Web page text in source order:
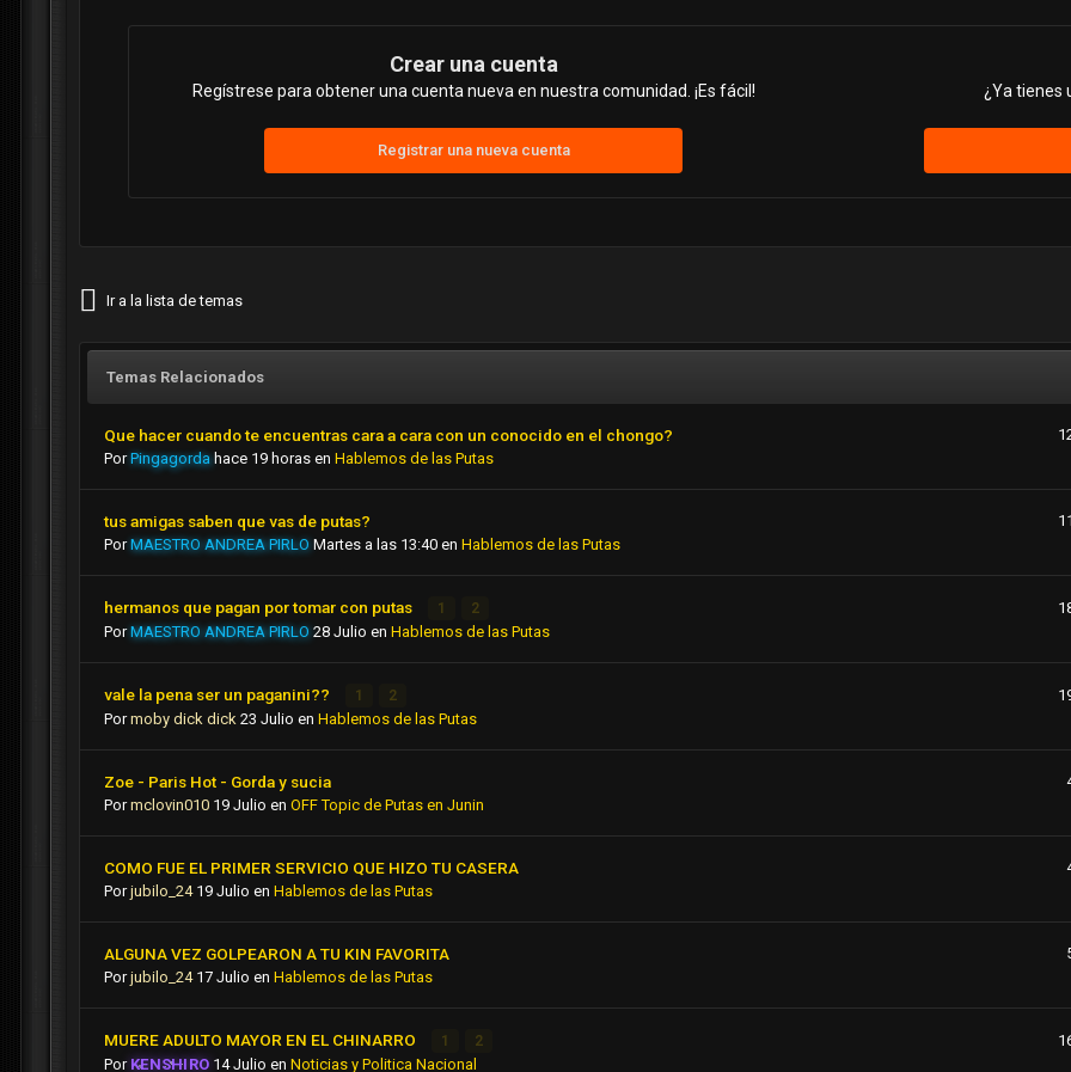
Crear una cuenta
Regístrese para obtener una cuenta nueva en nuestra comunidad. ¡Es fácil!
Registrar una nueva cuenta
¿Ya tienes
Ir a la lista de temas
Temas Relacionados
Que hacer cuando te encuentras cara a cara con un conocido en el chongo?
PorPingagorda hace 19 horas en Hablemos de las Putas
tus amigas saben que vas de putas?
PorMAESTRO ANDREA PIRLO Martes a las 13:40 en Hablemos de las Putas
hermanos que pagan por tomar con putas 1 2
PorMAESTRO ANDREA PIRLO 28 Julio en Hablemos de las Putas
vale la pena ser un paganini?? 1 2
Pormoby dick dick 23 Julio en Hablemos de las Putas
Zoe - Paris Hot - Gorda y sucia
Pormclovin010 19 Julio en OFF Topic de Putas en Junin
COMO FUE EL PRIMER SERVICIO QUE HIZO TU CASERA
Porjubilo_24 19 Julio en Hablemos de las Putas
ALGUNA VEZ GOLPEARON A TU KIN FAVORITA
Porjubilo_24 17 Julio en Hablemos de las Putas
MUERE ADULTO MAYOR EN EL CHINARRO 1 2
Por KENSHIRO 14 Julio enNoticias y Politica Nacional